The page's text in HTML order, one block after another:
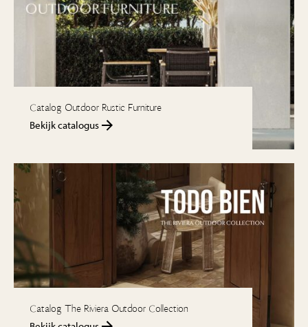
Catalog Outdoor Rustic Furniture
Bekijk catalogus
Catalog The Riviera Outdoor Collection